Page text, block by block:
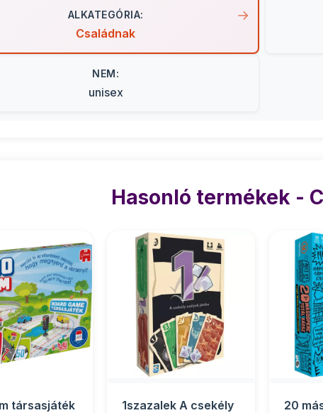
ALKATEGÓRIA:
Családnak
NEM:
unisex
Hasonló termékek -
társasjáték
1szazalek A csekély
20